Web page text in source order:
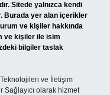
Sitede yalnızca kendi
Burada yer alan içerikler
ve kişiler hakkında
ve kişiler ile isim
bilgiler taslak
ve İletişim
Sağlayıcı olarak hizmet